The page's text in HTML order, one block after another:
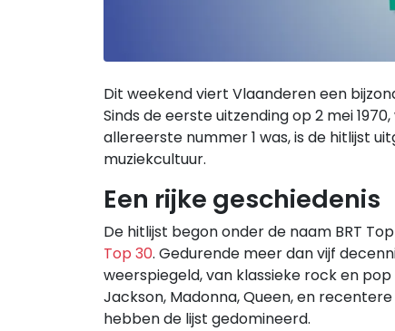
Dit weekend viert Vlaanderen een
Sinds de eerste uitzending op 2 mei
allereerste nummer 1 was, is de hitlijst
muziekcultuur.
Een rijke geschiedenis
De hitlijst begon onder de naam BRT
Top 30. Gedurende meer dan vijf
weerspiegeld, van klassieke rock en
Jackson, Madonna, Queen, en
hebben de lijst gedomineerd.